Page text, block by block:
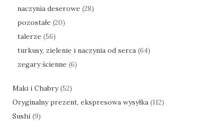
naczynia deserowe (28)
pozostałe (20)
talerze (56)
turkusy, zielenie i naczynia od serca (64)
zegary ścienne (6)
Maki i Chabry (52)
Oryginalny prezent, ekspresowa wysyłka (112)
Sushi (9)